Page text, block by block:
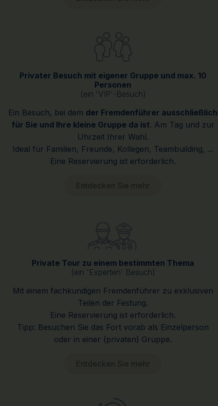
Privater Besuch mit eigener Gruppe und max. 10
Personen
(ein 'VIP'-Besuch)
Ein Besuch, bei dem der Fremdenführer ausschließlich
für Sie und Ihre kleine Gruppe da ist. Am Tag und zur
Uhrzeit Ihrer Wahl.
Ideal für Familien, Freunde, Kollegen, Teambuilding, ...
Eine Reservierung ist erforderlich.
Private Tour zu einem bestimmten Thema
(ein 'Experten' Besuch)
Mit einem fachkundigen Fremdenführer zu exklusiven
Teilen der Festung.
Eine Reservierung ist erforderlich.
Tipp: Besuchen Sie das Fort vorab als Einzelperson
oder in einer (privaten) Gruppe.